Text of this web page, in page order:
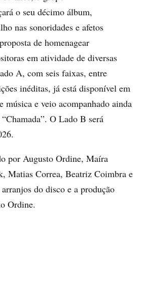
o seu décimo álbum,
nas sonoridades e afetos
de homenagear
em atividade de diversas
A, com seis faixas, entre
inéditas, já está disponível em
música e veio acompanhado ainda
O Lado B será
por Augusto Ordine, Maíra
Matias Correa, Beatriz Coimbra e
do disco e a produção
Ordine.